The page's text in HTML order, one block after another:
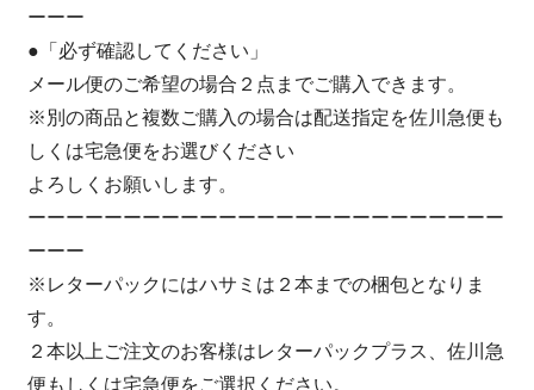
ーーー
●「必ず確認してください」
メール便のご希望の場合２点までご購入できます。
※別の商品と複数ご購入の場合は配送指定を佐川急便も
しくは宅急便をお選びください
よろしくお願いします。
ーーーーーーーーーーーーーーーーーーーーーーーーー
ーーー
※レターパックにはハサミは２本までの梱包となりま
す。
２本以上ご注文のお客様はレターパックプラス、佐川急
便もしくは宅急便をご選択ください。